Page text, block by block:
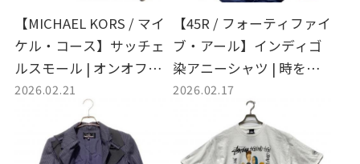
【MICHAEL KORS / マイ
ケル・コース】サッチェ
ルスモール | オンオフ問
わず活躍する洗練された2
2026.02.21
【45R / フォーティファイ
ブ・アール】インディゴ
染アニーシャツ | 時を重
ねるごとに愛着が深ま
る、藍の美学
2026.02.17